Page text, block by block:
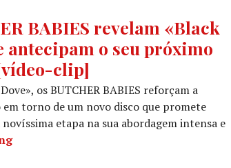
BABIES revelam «Black
antecipam o seu próximo
clip]
os BUTCHER BABIES reforçam a
em torno de um novo disco que promete
etapa na sua abordagem intensa e
BUTCHER BABIES revelam «Black